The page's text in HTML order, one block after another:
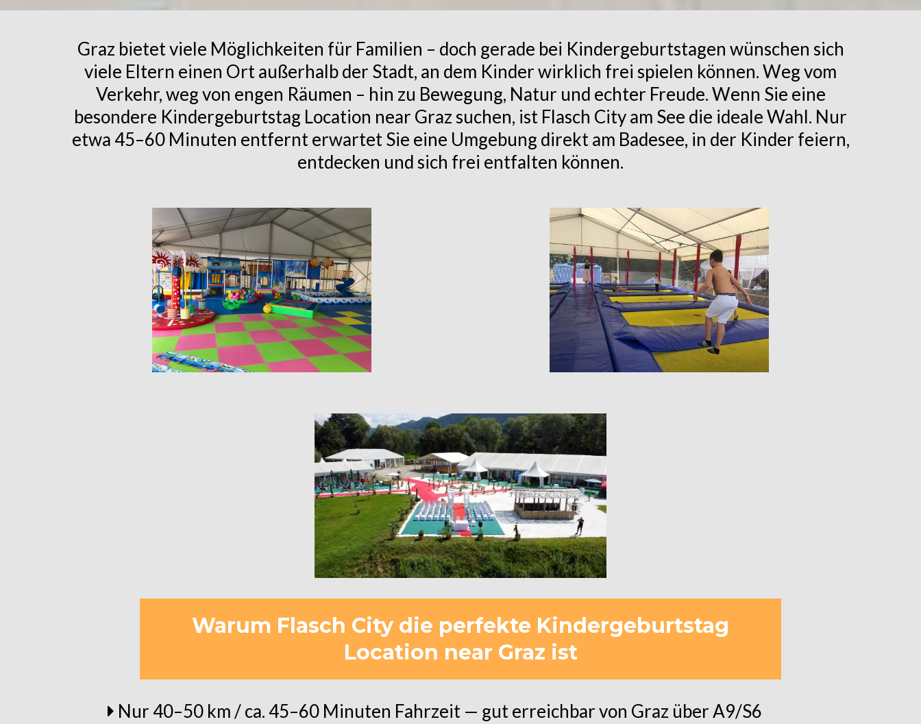
Graz bietet viele Möglichkeiten für Familien – doch gerade bei Kindergeburtstagen wünschen sich
viele Eltern einen Ort außerhalb der Stadt, an dem Kinder wirklich frei spielen können. Weg vom
Verkehr, weg von engen Räumen – hin zu Bewegung, Natur und echter Freude. Wenn Sie eine
besondere Kindergeburtstag Location near Graz suchen, ist Flasch City am See die ideale Wahl. Nur
etwa 45–60 Minuten entfernt erwartet Sie eine Umgebung direkt am Badesee, in der Kinder feiern,
entdecken und sich frei entfalten können.
Warum Flasch City die perfekte Kindergeburtstag
Location near Graz ist
Nur 40–50 km / ca. 45–60 Minuten Fahrzeit — gut erreichbar von Graz über A9/S6